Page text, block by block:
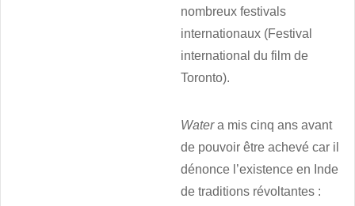
nombreux festivals
internationaux (Festival
international du film de
Toronto).
Watera mis cinq ans avant
de pouvoir être achevé car il
dénonce l’existence en Inde
de traditions révoltantes :